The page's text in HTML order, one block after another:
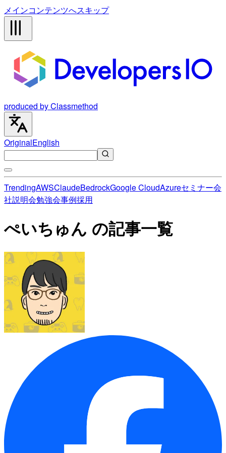
メインコンテンツへスキップ
produced by Classmethod
OriginalEnglish
TrendingAWSClaudeBedrockGoogle CloudAzureセミナー会
社説明会勉強会事例採用
ぺいちゅん の記事一覧